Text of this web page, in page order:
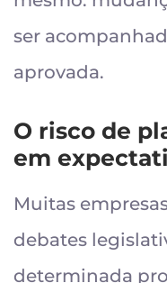
ser
aprovada.
O risco de
em
Muitas
debates
determinada